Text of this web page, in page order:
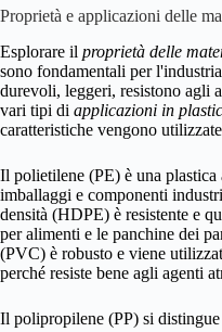
Proprietà e applicazioni delle
Esplorare il proprietà delle
sono fondamentali per
durevoli, leggeri, resistono agli
vari tipi di applicazioni in
caratteristiche vengono
Il polietilene (PE) è una
imballaggi e componenti
densità (HDPE) è resistente e
per alimenti e le panchine dei
(PVC) è robusto e viene
perché resiste bene agli agenti
Il polipropilene (PP) si distingue